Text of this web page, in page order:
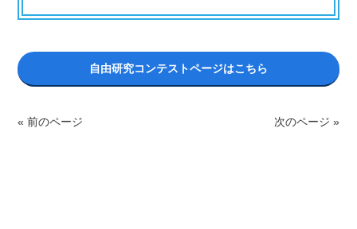
自由研究コンテストページはこちら
« 前のページ 次のページ »